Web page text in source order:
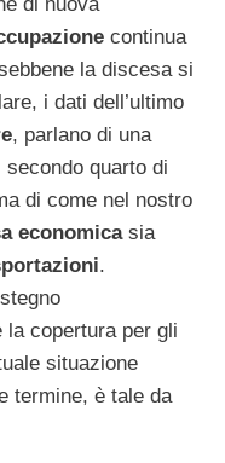
continua
la discesa si
i dati dell’ultimo
, parlano di una
secondo quarto di
di come nel nostro
economicasia
.
la copertura per gli
situazione
termine, è tale da